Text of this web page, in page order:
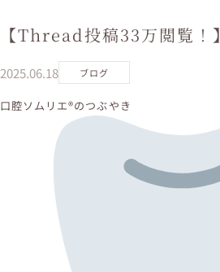
【Thread投稿33万閲覧！】
2025.06.18 ブログ
口腔ソムリエ®️のつぶやき